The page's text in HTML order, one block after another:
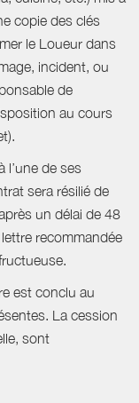
copie des clés
le Loueur dans
incident, ou
de
au cours
l’une de ses
sera résilié de
un délai de 48
recommandée
est conclu au
La cession
sont